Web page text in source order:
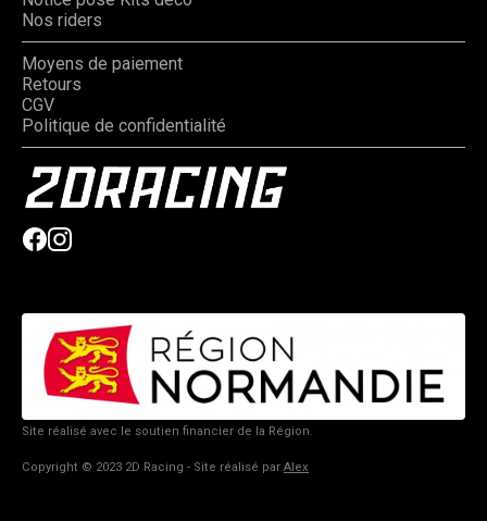
Nos riders
Moyens de paiement
Retours
CGV
Politique de confidentialité
Site réalisé avec le soutien financier de la Région.
Copyright © 2023 2D Racing - Site réalisé par Alex